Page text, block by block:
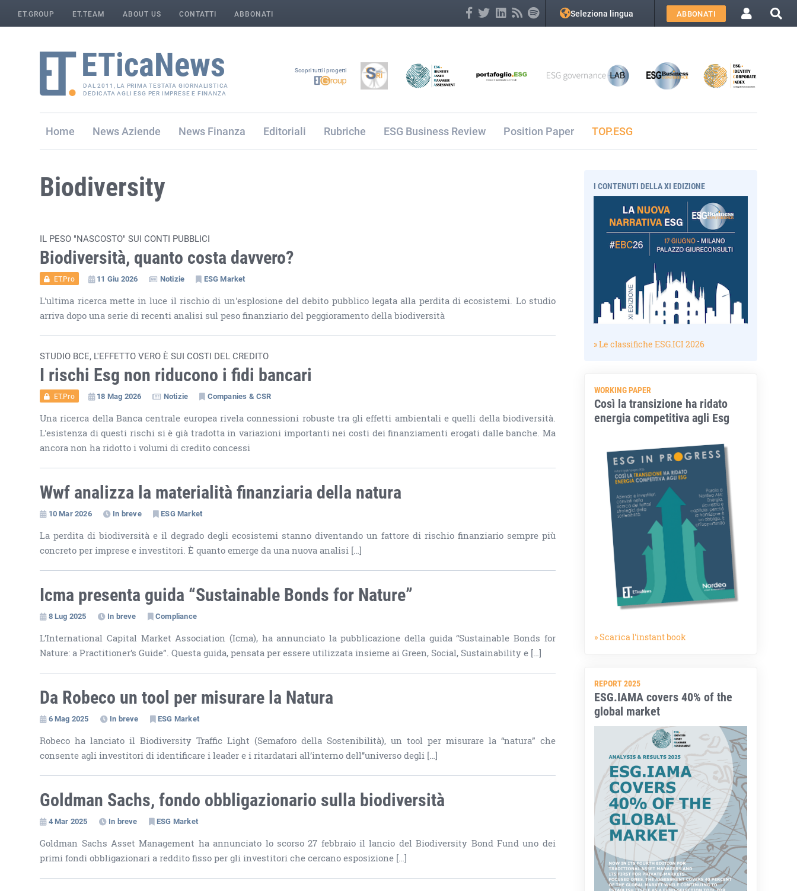
ET.GROUP ET.TEAM ABOUT US CONTATTI ABBONATI Seleziona lingua ABBONATI
DAL 2011, LA PRIMA TESTATA GIORNALISTICA
DEDICATA AGLI ESG PER IMPRESE E FINANZA
Scopri tutti i progetti
Home Aziende Finanza Editoriali Rubriche ESG Business Review Position Paper TOP.ESG
Biodiversity
IL PESO "NASCOSTO" SUI CONTI PUBBLICI
Biodiversità, quanto costa davvero?
ET.Pro 11 Giu 2026 Notizie ESG Market
L'ultima ricerca mette in luce il rischio di un'esplosione del debito pubblico legata alla perdita di ecosistemi. Lo studio
arriva dopo una serie di recenti analisi sul peso finanziario del peggioramento della biodiversità
STUDIO BCE, L'EFFETTO VERO È SUI COSTI DEL CREDITO
I rischi Esg non riducono i fidi bancari
ET.Pro 18 Mag 2026 Notizie Companies & CSR
Una ricerca della Banca centrale europea rivela connessioni robuste tra gli effetti ambientali e quelli della biodiversità.
L'esistenza di questi rischi si è già tradotta in variazioni importanti nei costi dei finanziamenti erogati dalle banche. Ma
ancora non ha ridotto i volumi di credito concessi
Wwf analizza la materialità finanziaria della natura
10 Mar 2026 In breve ESG Market
La perdita di biodiversità e il degrado degli ecosistemi stanno diventando un fattore di rischio finanziario sempre più
concreto per imprese e investitori. È quanto emerge da una nuova analisi […]
Icma presenta guida “Sustainable Bonds for Nature”
8 Lug 2025 In breve Compliance
L’International Capital Market Association (Icma), ha annunciato la pubblicazione della guida “Sustainable Bonds for
Nature: a Practitioner’s Guide”. Questa guida, pensata per essere utilizzata insieme ai Green, Social, Sustainability e […]
Da Robeco un tool per misurare la Natura
6 Mag 2025 In breve ESG Market
Robeco ha lanciato il Biodiversity Traffic Light (Semaforo della Sostenibilità), un tool per misurare la “natura” che
consente agli investitori di identificare i leader e i ritardatari all’interno dell’’universo degli […]
Goldman Sachs, fondo obbligazionario sulla biodiversità
4 Mar 2025 In breve ESG Market
Goldman Sachs Asset Management ha annunciato lo scorso 27 febbraio il lancio del Biodiversity Bond Fund uno dei
primi fondi obbligazionari a reddito fisso per gli investitori che cercano esposizione […]
I CONTENUTI DELLA XI EDIZIONE
» Le classifiche ESG.ICI 2026
WORKING PAPER
Così la transizione ha ridato
energia competitiva agli Esg
» Scarica l'instant book
REPORT 2025
ESG.IAMA covers 40% of the
global market